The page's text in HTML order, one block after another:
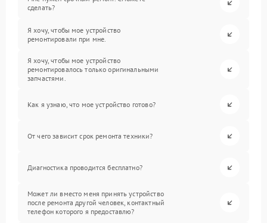
сделать?
Я хочу, чтобы мое устройство
ремонтировали при мне.
Я хочу, чтобы мое устройство
ремонтировалось только оригинальными
запчастями.
Как я узнаю, что мое устройство готово?
От чего зависит срок ремонта техники?
Диагностика проводится бесплатно?
Может ли вместо меня принять устройство
после ремонта другой человек, контактный
телефон которого я предоставлю?